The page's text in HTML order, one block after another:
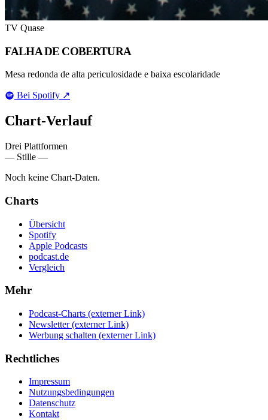
TV Quase
FALHA DE COBERTURA
Mesa redonda de alta periculosidade e baixa escolaridade
Bei Spotify ↗
Chart-Verlauf
Drei Plattformen
— Stille —
Noch keine Chart-Daten.
Charts
Übersicht
Spotify
Apple Podcasts
podcast.de
Vergleich
Mehr
Podcast-Charts (externer Link)
Newsletter (externer Link)
Werbung schalten (externer Link)
Rechtliches
Impressum
Nutzungsbedingungen
Datenschutz
Kontakt